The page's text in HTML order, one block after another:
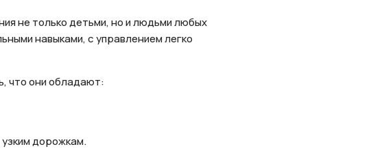
не только детьми, но и людьми любых
навыками, с управлением легко
что они обладают:
дорожкам.